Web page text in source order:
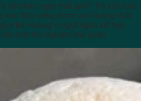
sữa béo ngậy mát lạnh? Trà sữa béo
loại thức uống được ưa chuộng nhất
trẻ. Hương vị ngọt ngào kết hợp
một trải nghiệm khó quên.